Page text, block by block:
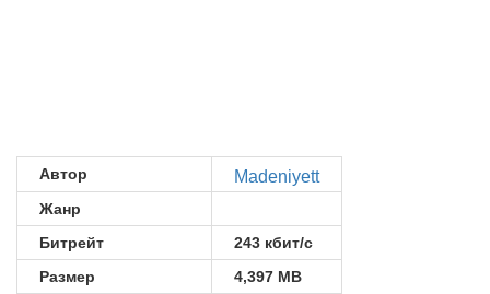
Автор Madeniyett
Жанр
Битрейт
243 кбит/с
Размер
4,397 MB